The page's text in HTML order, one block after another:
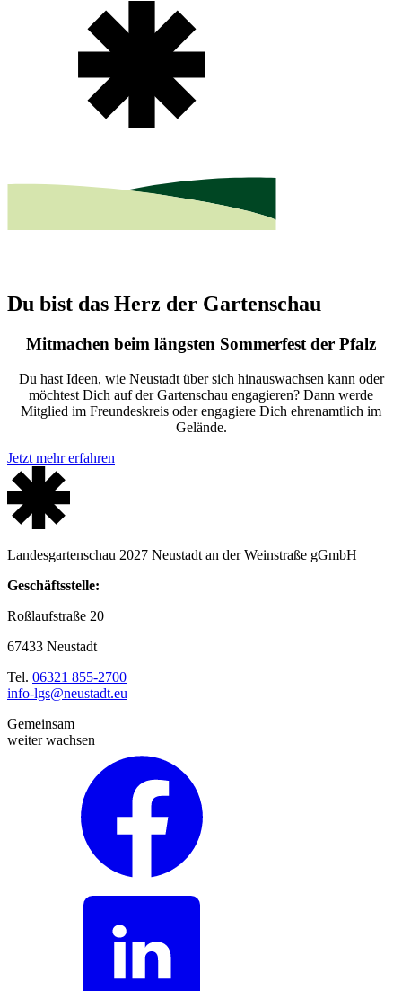
Du bist das Herz der Gartenschau
Mitmachen beim längsten Sommerfest der Pfalz
Du hast Ideen, wie Neustadt über sich hinauswachsen kann oder
möchtest Dich auf der Gartenschau engagieren? Dann werde
Mitglied im Freundeskreis oder engagiere Dich ehrenamtlich im
Gelände.
Jetzt mehr erfahren
Landesgartenschau 2027 Neustadt an der Weinstraße gGmbH
Geschäftsstelle:
Roßlaufstraße 20
67433 Neustadt
Tel. 06321 855-2700
info-lgs@neustadt.eu
Gemeinsam
weiter wachsen